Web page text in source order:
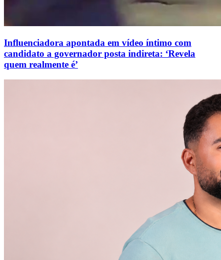
Influenciadora apontada em vídeo íntimo com
candidato a governador posta indireta: ‘Revela
quem realmente é’